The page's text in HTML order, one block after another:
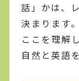
話」かは、
決まります
ここを理解
自然と英語